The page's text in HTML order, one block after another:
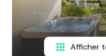
ET DÉLICES
MON
Afficher